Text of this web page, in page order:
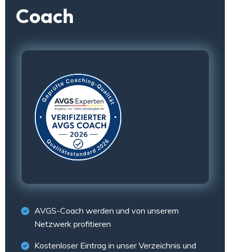
Coach
AVGS-Coach werden und von unserem
Netzwerk profitieren
Kostenloser Eintrag in unser Verzeichnis und